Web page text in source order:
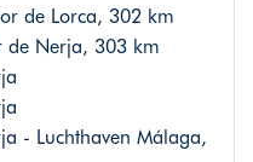
de Lorca, 302 km
de Nerja, 303 km
- Luchthaven Málaga,